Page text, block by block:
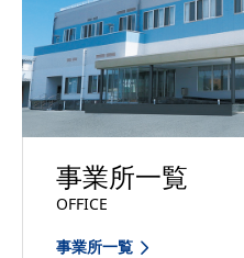
事業所一覧
OFFICE
事業所一覧